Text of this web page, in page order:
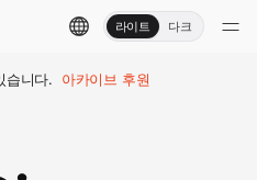
라이트 다크
습니다. 아카이브 후원